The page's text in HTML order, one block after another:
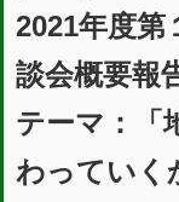
2021年度第
談会概要報
テーマ：「
わっていく